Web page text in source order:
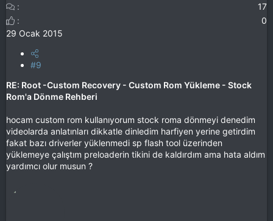
17
0
29 Ocak 2015
#9
RE: Root -Custom Recovery - Custom Rom Yükleme - Stock
Rom'a Dönme Rehberi
hocam custom rom kullanıyorum stock roma dönmeyi denedim
videolarda anlatınları dikkatle dinledim harfiyen yerine getirdim
fakat bazı driverler yüklenmedi sp flash tool üzerinden
yüklemeye çalıştım preloaderin tikini de kaldırdım ama hata aldım
yardımcı olur musun ?